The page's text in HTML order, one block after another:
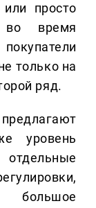
просто
во время
только на
ряд.
уровень
большое